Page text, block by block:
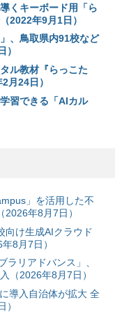
くキーボード用「ら
2022年9月1日）
、鳥取県内91校など
ル教材『らっこた
月24日）
習できる「AIカル
」を活用した不
年8月7日）
向け生成AIクラウド
8月7日）
ラリアドバンス」、
（2026年8月7日）
導入自治体が拡大 全